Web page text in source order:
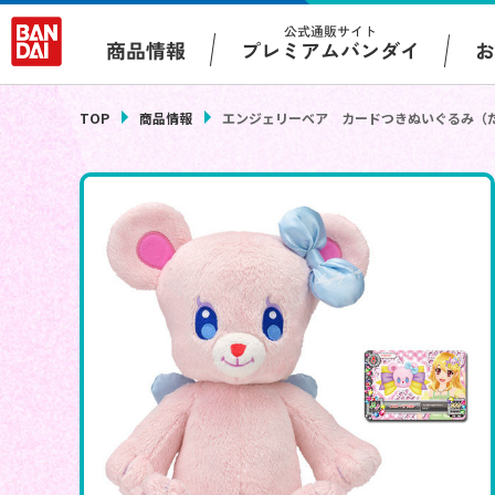
商品情報
公式通販サイト
プレミアムバンダイ
TOP 商品情報 エンジェリーベア カードつきぬいぐるみ（